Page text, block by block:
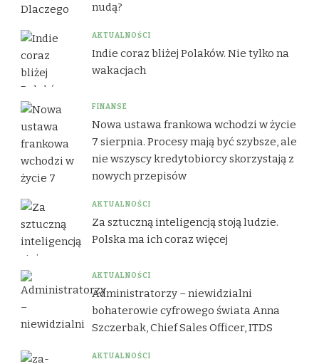
nudą?
AKTUALNOŚCI
Indie coraz bliżej Polaków. Nie tylko na
wakacjach
FINANSE
Nowa ustawa frankowa wchodzi w życie
7 sierpnia. Procesy mają być szybsze, ale
nie wszyscy kredytobiorcy skorzystają z
nowych przepisów
AKTUALNOŚCI
Za sztuczną inteligencją stoją ludzie.
Polska ma ich coraz więcej
AKTUALNOŚCI
Administratorzy – niewidzialni
bohaterowie cyfrowego świata Anna
Szczerbak, Chief Sales Officer, ITDS
AKTUALNOŚCI